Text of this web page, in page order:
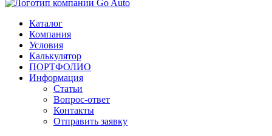
Каталог
Компания
Условия
Калькулятор
ПОРТФОЛИО
Информация
Статьи
Вопрос-ответ
Контакты
Отправить заявку